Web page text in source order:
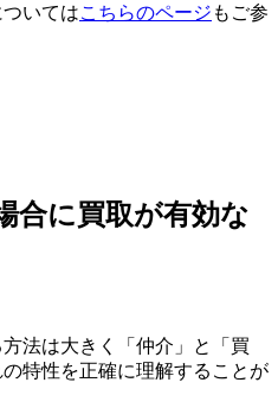
いてはこちらのページ もご参
合に買取が有効な
法は大きく「仲介」と「買
特性を正確に理解することが